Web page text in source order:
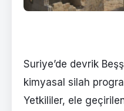
Suriye’de devrik
kimyasal silah
Yetkililer, ele